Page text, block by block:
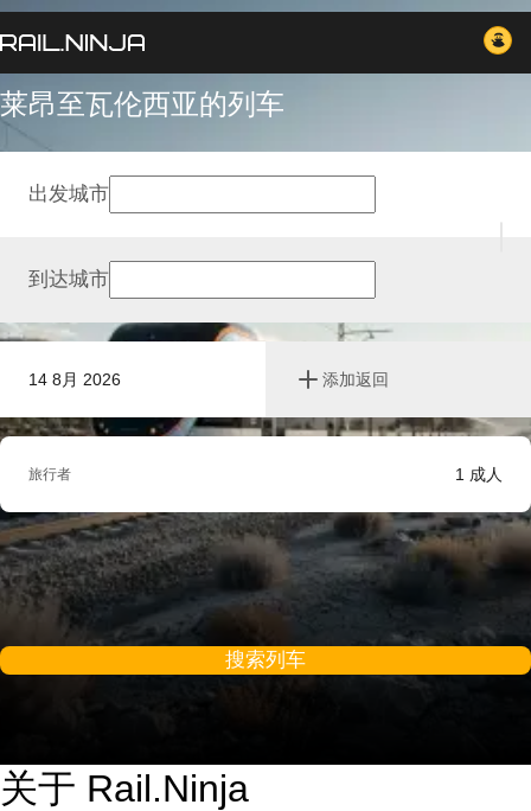
莱昂至瓦伦西亚的列车
14 8月 2026 添加返回
出发城市
到达城市
旅行者 1 成人
搜索列车
关于 Rail.Ninja